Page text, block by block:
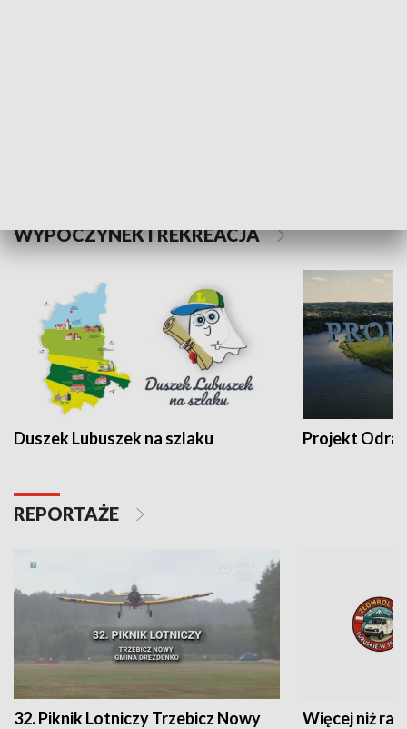
WYPOCZYNEK I REKREACJA
Duszek Lubuszek na szlaku Projekt Odra
REPORTAŻE
32. Piknik Lotniczy Trzebicz Nowy
Więcej niż rajd